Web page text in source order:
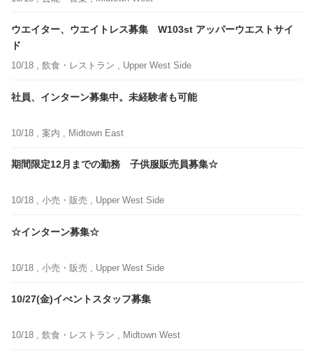
ウエイター、ウエイトレス募集 W103st アッパーウエストサイ
ド
10/18 , 飲食・レストラン , Upper West Side
社員、インターン募集中。未経験者も可能
10/18 , 案内 , Midtown East
期間限定12月までの勤務 子供服販売員募集☆
10/18 , 小売・販売 , Upper West Side
☆インターン募集☆
10/18 , 小売・販売 , Upper West Side
10/27(金)イべントスタッフ募集
10/18 , 飲食・レストラン , Midtown West